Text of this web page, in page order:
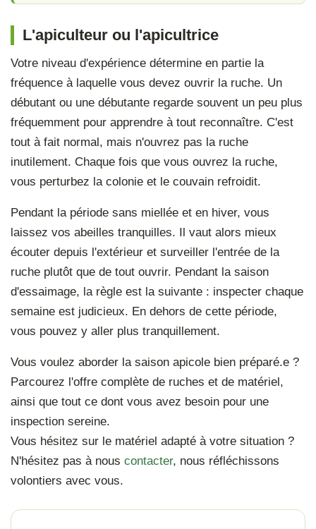
L'apiculteur ou l'apicultrice
Votre niveau d'expérience détermine en partie la
fréquence à laquelle vous devez ouvrir la ruche. Un
débutant ou une débutante regarde souvent un peu plus
fréquemment pour apprendre à tout reconnaître. C'est
tout à fait normal, mais n'ouvrez pas la ruche
inutilement. Chaque fois que vous ouvrez la ruche,
vous perturbez la colonie et le couvain refroidit.
Pendant la période sans miellée et en hiver, vous
laissez vos abeilles tranquilles. Il vaut alors mieux
écouter depuis l'extérieur et surveiller l'entrée de la
ruche plutôt que de tout ouvrir. Pendant la saison
d'essaimage, la règle est la suivante : inspecter chaque
semaine est judicieux. En dehors de cette période,
vous pouvez y aller plus tranquillement.
Vous voulez aborder la saison apicole bien préparé.e ?
Parcourez l'offre complète de ruches et de matériel,
ainsi que tout ce dont vous avez besoin pour une
inspection sereine.
Vous hésitez sur le matériel adapté à votre situation ?
N'hésitez pas à nous contacter, nous réfléchissons
volontiers avec vous.